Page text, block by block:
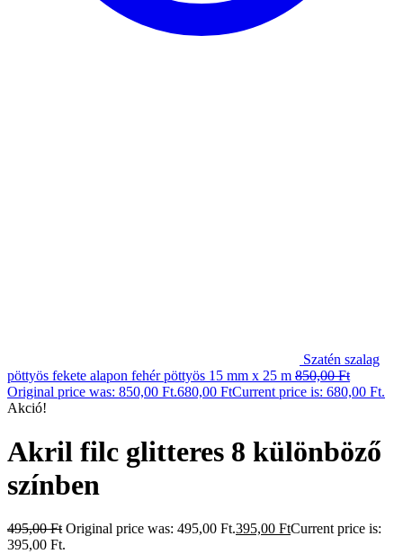
Szatén szalag
pöttyös fekete alapon fehér pöttyös 15 mm x 25 m 850,00Ft
Original price was: 850,00 Ft.680,00 FtCurrent price is: 680,00 Ft.
Akció!
Akril filc glitteres 8 különböző
színben
495,00Ft Original price was: 495,00 Ft.395,00 FtCurrent price is:
395,00 Ft.